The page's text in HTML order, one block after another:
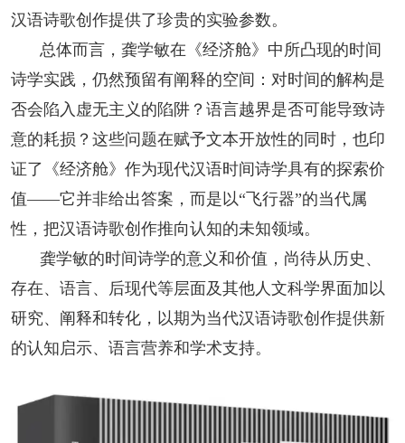
汉语诗歌创作提供了珍贵的实验参数。
总体而言，龚学敏在《经济舱》中所凸现的时间
诗学实践，仍然预留有阐释的空间：对时间的解构是
否会陷入虚无主义的陷阱？语言越界是否可能导致诗
意的耗损？这些问题在赋予文本开放性的同时，也印
证了《经济舱》作为现代汉语时间诗学具有的探索价
值——它并非给出答案，而是以“飞行器”的当代属
性，把汉语诗歌创作推向认知的未知领域。
龚学敏的时间诗学的意义和价值，尚待从历史、
存在、语言、后现代等层面及其他人文科学界面加以
研究、阐释和转化，以期为当代汉语诗歌创作提供新
的认知启示、语言营养和学术支持。